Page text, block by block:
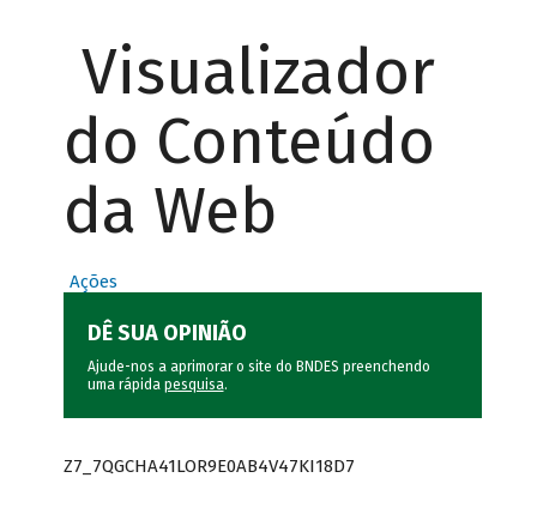
Visualizador
do Conteúdo
da Web
Ações
DÊ SUA OPINIÃO
Ajude-nos a aprimorar o site do BNDES preenchendo
uma rápida pesquisa.
Z7_7QGCHA41LOR9E0AB4V47KI18D7